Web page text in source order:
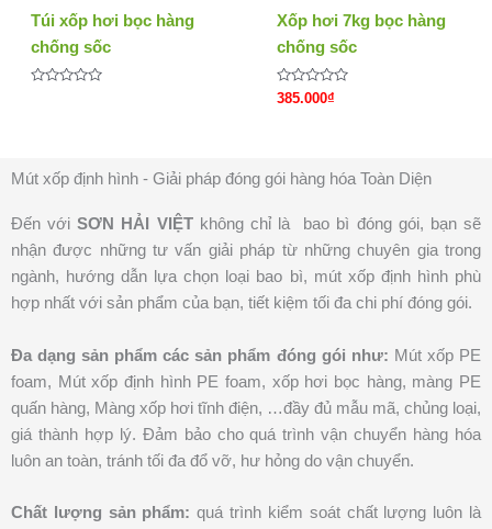
Túi xốp hơi bọc hàng
chống sốc
p
h
n
g
5
a
Xốp hơi 7kg bọc hàng
chống sốc
Đ
ư
p
h
g
5
a
385.000₫
Mút xốp định hình - Giải pháp đóng gói hàng hóa Toàn Diện
Đến vớiSƠN HẢI VIỆTkhông chỉ là bao bì đóng gói, bạn sẽ
nhận được những tư vấn giải pháp từ những chuyên gia trong
ngành, hướng dẫn lựa chọn loại bao bì, mút xốp định hình phù
hợp nhất với sản phẩm của bạn, tiết kiệm tối đa chi phí đóng gói.
Đa dạng sản phẩm các sản phẩm đóng gói như: Mút xốp PE
foam, Mút xốp định hình PE foam, xốp hơi bọc hàng, màng PE
quấn hàng, Màng xốp hơi tĩnh điện, …đầy đủ mẫu mã, chủng loại,
giá thành hợp lý. Đảm bảo cho quá trình vận chuyển hàng hóa
luôn an toàn, tránh tối đa đổ vỡ, hư hỏng do vận chuyển.
Chất lượng sản phẩm: quá trình kiểm soát chất lượng luôn là